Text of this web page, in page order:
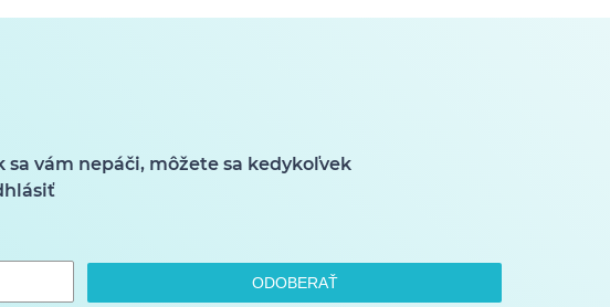
sa vám nepáči, môžete sa kedykoľvek
ODOBERAŤ